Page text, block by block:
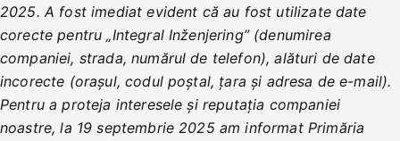
2025. A fost imediat evident că au fost utilizate date
corecte pentru „Integral Inženjering” (denumirea
companiei, strada, numărul de telefon), alături de date
incorecte (orașul, codul poștal, țara și adresa de e-mail).
Pentru a proteja interesele și reputația companiei
noastre, la 19 septembrie 2025 am informat Primăria